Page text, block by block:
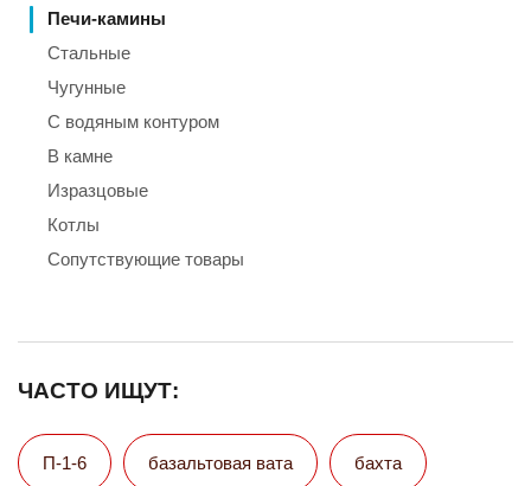
Печи-камины
Стальные
Чугунные
С водяным контуром
В камне
Изразцовые
Котлы
Сопутствующие товары
ЧАСТО ИЩУТ:
П-1-6 базальтовая вата бахта